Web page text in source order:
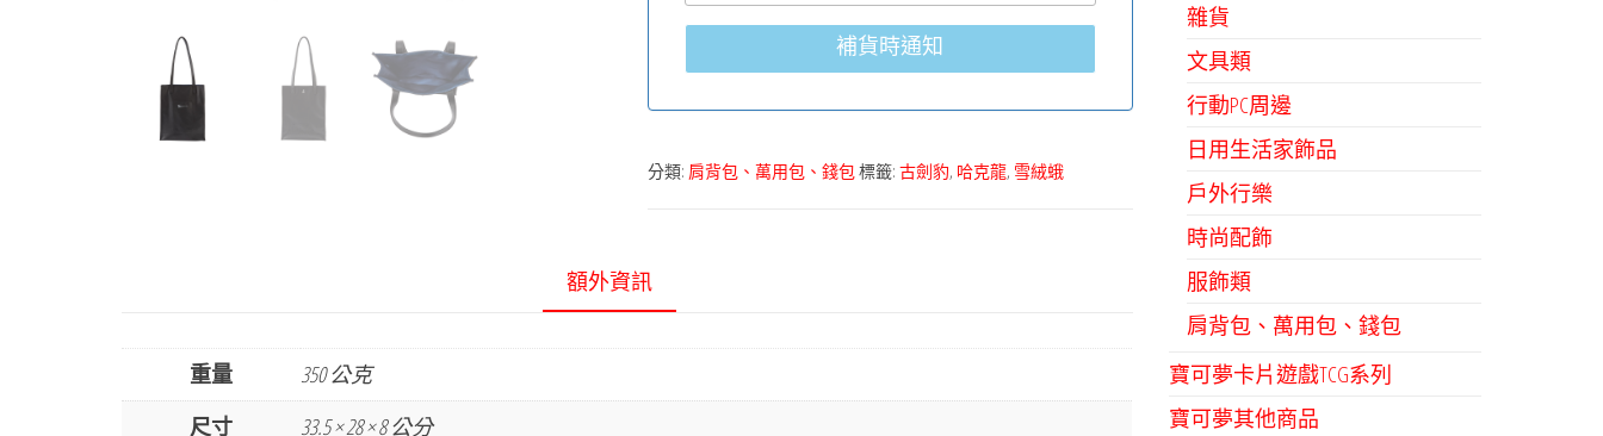
補貨時通知
分類: 肩背包、萬用包、錢包 標籤: 古劍豹, 哈克龍, 雪絨蛾
額外資訊
重量
350 公克
尺寸
33.5 × 28 × 8 公分
雜貨
文具類
行動PC周邊
日用生活家飾品
戶外行樂
時尚配飾
服飾類
肩背包、萬用包、錢包
寶可夢卡片遊戲TCG系列
寶可夢其他商品